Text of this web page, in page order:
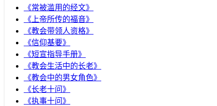
《常被滥用的经文》
《上帝所传的福音》
《教会带领人资格》
《信仰基要》
《短宣指导手册》
《教会生活中的长老》
《教会中的男女角色》
《长老十问》
《执事十问》